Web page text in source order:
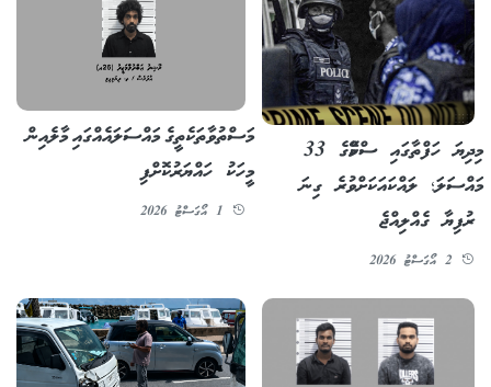
މިދިޔަ ހަފްތާގައި ސްކޭމްގެ 33
މައްސަލަ؛ ލައްކައަކަށްވުރެ ގިނަ
ރުފިޔާ ގެއްލިއްޖެ
މަސްތުވާތަކެތީގެ މައްސަލައެއްގައި މާލެއިން
މީހަކު ހައްޔަރުކޮށްފި